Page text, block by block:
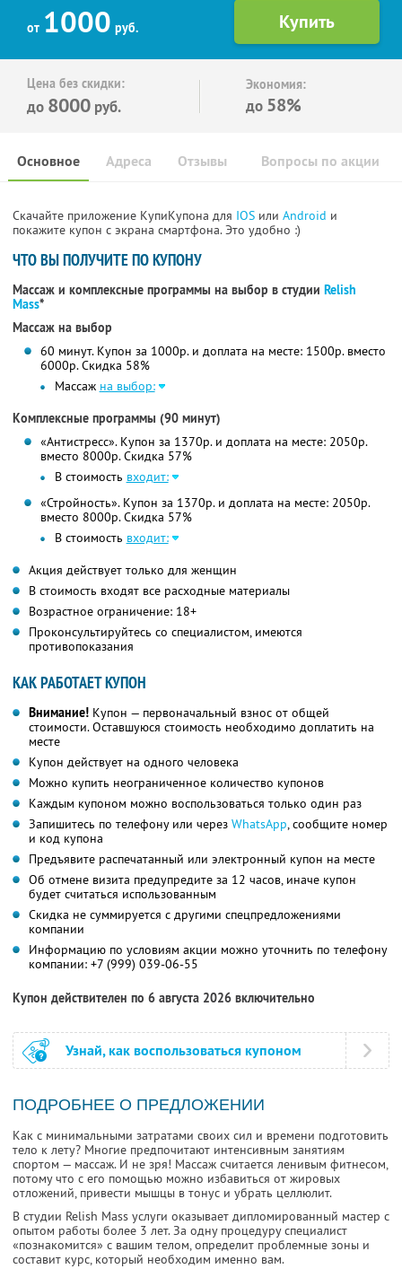
от 1000 руб.
Цена без скидки:
до 8000 руб.
Экономия:
до 58%
Основное Отзывы Вопросы по акции
Адреса
Скачайте приложение КупиКупона для IOS или Android и
покажите купон с экрана смартфона. Это удобно :)
ЧТО ВЫ ПОЛУЧИТЕ ПО КУПОНУ
Массаж и комплексные программы на выбор в студии Relish
Mass*
Массаж на выбор
60 минут. Купон за 1000р. и доплата на месте: 1500р. вместо
6000р. Скидка 58%
Массаж на выбор:
Комплексные программы (90 минут)
«Антистресс». Купон за 1370р. и доплата на месте: 2050р.
вместо 8000р. Скидка 57%
В стоимость входит:
«Стройность». Купон за 1370р. и доплата на месте: 2050р.
вместо 8000р. Скидка 57%
В стоимость входит:
Акция действует только для женщин
В стоимость входят все расходные материалы
Возрастное ограничение: 18+
Проконсультируйтесь со специалистом, имеются
противопоказания
КАК РАБОТАЕТ КУПОН
Внимание! Купон — первоначальный взнос от общей
стоимости. Оставшуюся стоимость необходимо доплатить на
месте
Купон действует на одного человека
Можно купить неограниченное количество купонов
Каждым купоном можно воспользоваться только один раз
Запишитесь по телефону или через WhatsApp, сообщите номер
и код купона
Предъявите распечатанный или электронный купон на месте
Об отмене визита предупредите за 12 часов, иначе купон
будет считаться использованным
Скидка не суммируется с другими спецпредложениями
компании
Информацию по условиям акции можно уточнить по телефону
компании: +7 (999) 039-06-55
Купон действителен по 6 августа 2026 включительно
Узнай, как воспользоваться купоном
ПОДРОБНЕЕ О ПРЕДЛОЖЕНИИ
Как с минимальными затратами своих сил и времени подготовить
тело к лету? Многие предпочитают интенсивным занятиям
спортом — массаж. И не зря! Массаж считается ленивым фитнесом,
потому что с его помощью можно избавиться от жировых
отложений, привести мышцы в тонус и убрать целлюлит.
В студии Relish Mass услуги оказывает дипломированный мастер с
опытом работы более 3 лет. За одну процедуру специалист
«познакомится» с вашим телом, определит проблемные зоны и
составит курс, который необходим именно вам.